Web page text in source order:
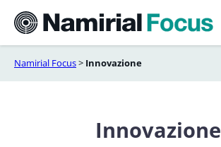
contenuto
Namirial Focus> Innovazione
Innovazione